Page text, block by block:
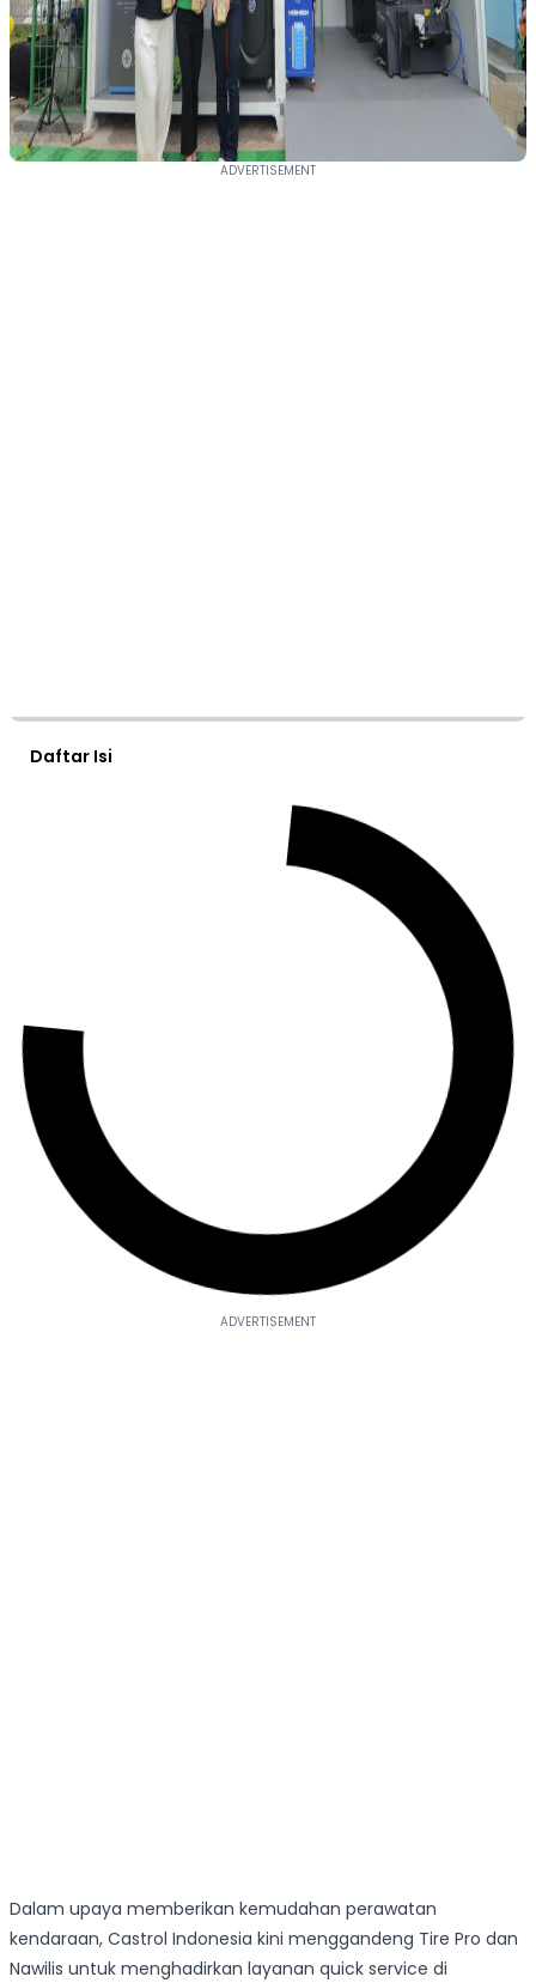
Daftar Isi
Dalam upaya memberikan kemudahan perawatan
kendaraan, Castrol Indonesia kini menggandeng Tire Pro dan
Nawilis untuk menghadirkan layanan quick service di